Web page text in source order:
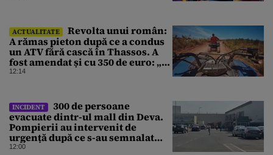
ACTUALITATE
Revolta unui român:
A rămas pieton după ce a condus
un ATV fără cască în Thassos. A
fost amendat și cu 350 de euro: „Vi
se pare normal?”
12:14
INCIDENT
300 de persoane
evacuate dintr-ul mall din Deva.
Pompierii au intervenit de
urgență după ce s-au semnalat
degajări mari de fum
12:00